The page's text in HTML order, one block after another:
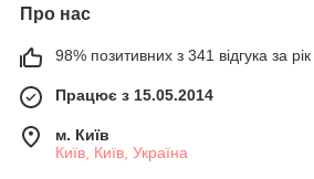
Про нас
98% позитивних з 341 відгука за рік
Працює з 15.05.2014
м. Київ
Київ, Київ, Україна